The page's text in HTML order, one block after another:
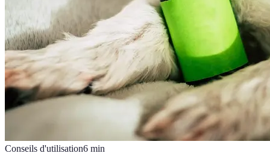
Conseils d'utilisation6 min